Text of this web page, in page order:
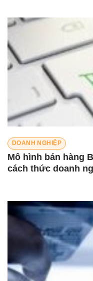
DOANH NGHIỆP
Mô hình bán hàng
cách thức doanh